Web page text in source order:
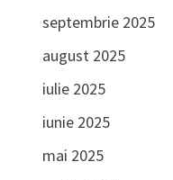
septembrie 2025
august 2025
iulie 2025
iunie 2025
mai 2025